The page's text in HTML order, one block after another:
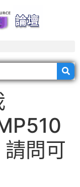
問可